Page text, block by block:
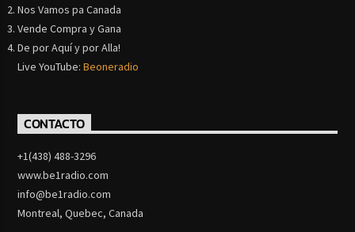
Nos Vamos pa Canada
Vende Compra y Gana
De por Aquí y por Alla!
Live YouTube:Beoneradio
CONTACTO
+1(438) 488-3296
www.be1radio.com
info@be1radio.com
Montreal, Quebec, Canada